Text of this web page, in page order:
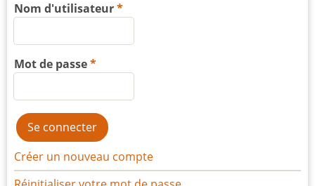
Nom d'utilisateur
Mot de passe
Créer un nouveau compte